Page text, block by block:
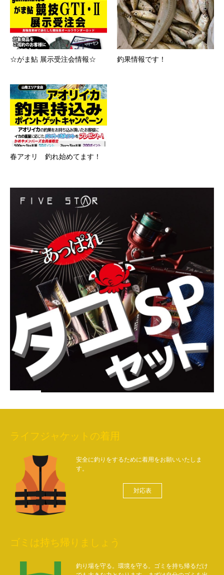
☆がま鮎 展示受注会情報☆ 釣果情報です！
春アオリ 釣れ始めてます！
ライフジャケットの着用
安全に釣りをするために着用をお願いいたしま
す。
対応表
ゴミは持ち帰りましょう
釣り場を守る。環境を守る。ゴミを持ち帰るだけ